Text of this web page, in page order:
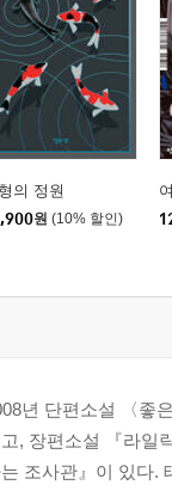
의 정원
원 (10% 할인)
년 단편소설 〈좋
, 장편소설 『라일
조사관』이 있다.